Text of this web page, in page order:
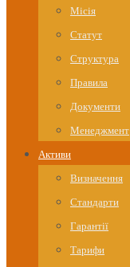
Місія
Статут
Структура
Правила
Документи
Менеджмент
Активи
Визначення
Стандарти
Гарантії
Тарифи